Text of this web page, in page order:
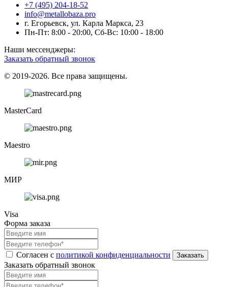
+7 (495) 204-18-52
info@metallobaza.pro
г. Егорьевск, ул. Карла Маркса, 23
Пн-Пт: 8:00 - 20:00, Сб-Вс: 10:00 - 18:00
Наши мессенджеры:
Заказать обратный звонок
© 2019-2026. Все права защищены.
MasterCard
Maestro
МИР
Visa
Форма заказа
Согласен с политикой конфиденциальности
Заказать обратный звонок